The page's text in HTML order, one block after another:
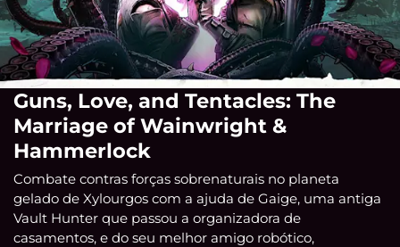
Guns, Love, and Tentacles: The
Marriage of Wainwright &
Hammerlock
Combate contras forças sobrenaturais no planeta
gelado de Xylourgos com a ajuda de Gaige, uma antiga
Vault Hunter que passou a organizadora de
casamentos, e do seu melhor amigo robótico,